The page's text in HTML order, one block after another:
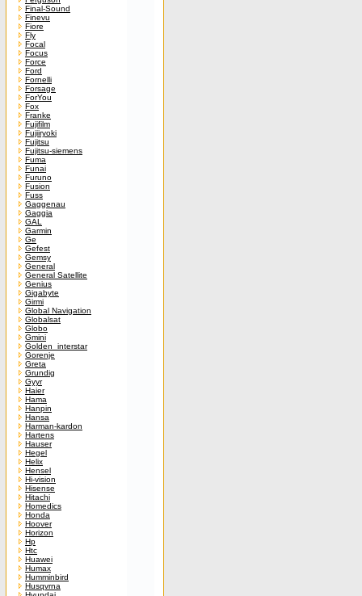
Final-Sound
Finevu
Fiore
Fly
Focal
Focus
Force
Ford
Fornelli
Forsage
ForYou
Fox
Franke
Fujifilm
Fujiiryoki
Fujitsu
Fujitsu-siemens
Fuma
Funai
Furuno
Fusion
Fuss
Gaggenau
Gaggia
GAL
Garmin
Ge
Gefest
Gemsy
General
General Satellite
Genius
Gigabyte
Girmi
Global Navigation
Globalsat
Globo
Gmini
Golden_interstar
Gorenje
Greta
Grundig
Gyyr
Haier
Hama
Hanpin
Hansa
Harman-kardon
Hartens
Hauser
Hegel
Helix
Hensel
Hi-vision
Hisense
Hitachi
Homedics
Honda
Hoover
Horizon
Hp
Htc
Huawei
Humax
Humminbird
Husqvrna